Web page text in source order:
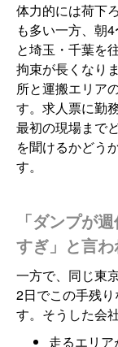
体力的には荷下
も多い一方、朝
と埼玉・千葉を
拘束が長くなり
所と運搬エリア
す。求人票に勤
最初の現場まで
を聞けるかどう
す。
「ダンプが
すぎ」と言
一方で、同じ東
2日でこの手残
す。そうした会
走るエリ